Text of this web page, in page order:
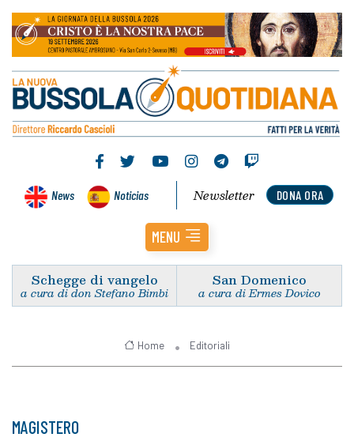
News Noticias DONA ORA
Newsletter
MENU
Schegge di vangelo
a cura di don Stefano Bimbi
San Domenico
a cura di Ermes Dovico
Home Editoriali
MAGISTERO